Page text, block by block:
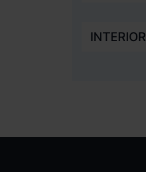
INTERIOR